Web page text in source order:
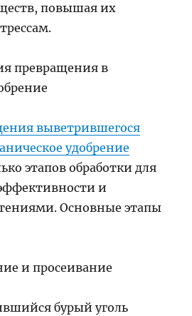
повышая их
превращения в
выветрившегося
удобрение
этапов обработки для
и
Основные этапы
и просеивание
бурый уголь